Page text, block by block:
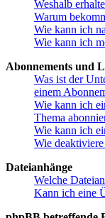
Weshalb
Warum
Wie kann ich
Wie kann ich
Abonnements und
Was ist der
einem
Wie kann ich
Thema
Wie kann ich
Wie
Dateianhänge
Welche
Kann ich eine